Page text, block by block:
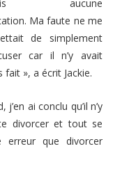
aucune
Ma faute ne me
de simplement
car il n’y avait
fait », a écrit Jackie.
j’en ai conclu qu’il n’y
divorcer et tout se
erreur que divorcer